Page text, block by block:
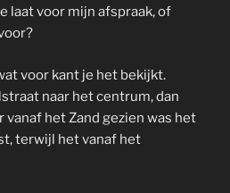
laat voor mijn afspraak, of
voor kant je het bekijkt.
naar het centrum, dan
vanaf het Zand gezien was het
terwijl het vanaf het